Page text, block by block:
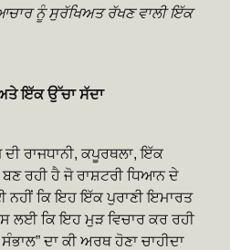
ਨੂੰ ਸੁਰੱਖਿਅਤ ਰੱਖਣ ਵਾਲੀ ਇੱਕ
ਇੱਕ ਉੱਚਾ ਸੱਦਾ
ਦੀ ਰਾਜਧਾਨੀ, ਕਪੂਰਥਲਾ, ਇੱਕ
ਬਣ ਰਹੀ ਹੈ ਜੋ ਰਾਸ਼ਟਰੀ ਧਿਆਨ ਦੇ
ਕਿ ਇਹ ਇੱਕ ਪੁਰਾਣੀ ਇਮਾਰਤ
ਲਈ ਕਿ ਇਹ ਮੁੜ ਵਿਚਾਰ ਕਰ ਰਹੀ
ਦਾ ਕੀ ਅਰਥ ਹੋਣਾ ਚਾਹੀਦਾ